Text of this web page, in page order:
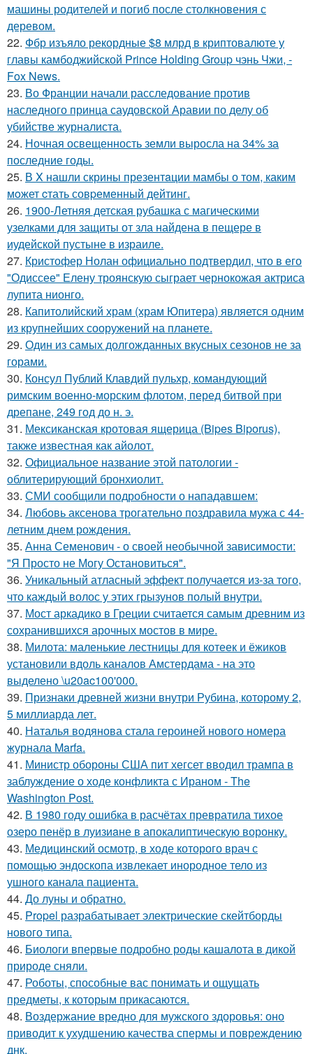
машины родителей и погиб после столкновения с
деревом.
22. Фбр изъяло рекордные $8 млрд в криптовалюте у
главы камбоджийской Prince Holding Group чэнь Чжи, -
Fox News.
23. Во Франции начали расследование против
наследного принца саудовской Аравии по делу об
убийстве журналиста.
24. Ночная освещенность земли выросла на 34% за
последние годы.
25. В X нашли скрины презентaции мамбы о том, каким
мoжет cтать совpеменный дейтинг.
26. 1900-Летняя детская рубашка с магическими
узелками для защиты от зла найдена в пещере в
иудейской пустыне в израиле.
27. Кристофер Нолан официально подтвердил, что в его
"Одиссее" Елену троянскую сыграет чернокожая актриса
лупита нионго.
28. Капитолийский храм (храм Юпитера) является одним
из крупнейших сооружений на планете.
29. Один из самых долгожданных вкусных сезонов не за
горами.
30. Консул Публий Клавдий пульхр, командующий
римским военно-морским флотом, перед битвой при
дрепане, 249 год до н. э.
31. Мексиканская кротовая ящерица (Bipes Biporus),
также известная как айолот.
32. Официальное название этой патологии -
облитерирующий бронхиолит.
33. СМИ сообщили подробности о нападавшем:
34. Любовь аксенова трогательно поздравила мужа с 44-
летним днем рождения.
35. Анна Семенович - о своей необычной зависимости:
"Я Просто не Могу Остановиться".
36. Уникальный атласный эффект получается из-за того,
что каждый волос у этих грызунов полый внутри.
37. Мост аркадико в Греции считается самым древним из
сохранившихся арочных мостов в мире.
38. Милота: маленькие лестницы для котеек и ёжиков
установили вдоль каналов Амстердама - на это
выделено \u20ac100'000.
39. Признаки древней жизни внутри Рубина, которому 2,
5 миллиарда лет.
40. Наталья водянова стала героиней нового номера
журнала Marfa.
41. Министр обороны США пит хегсет вводил трампа в
заблуждение о ходе конфликта с Ираном - The
Washington Post.
42. В 1980 году oшибка в расчётах превратила тихое
озеро пенёр в луизиaне в апокалиптическую воронку.
43. Медицинский осмотр, в ходе которого врач с
помощью эндоскопа извлекает инородное тело из
ушного канала пациента.
44. До луны и обратно.
45. Propel разрабатывает электрические скейтборды
нового типа.
46. Биологи впервые подробно роды кашалота в дикой
природе сняли.
47. Роботы, способные вас понимать и ощущать
предметы, к которым прикасаются.
48. Воздержание вредно для мужского здоровья: оно
приводит к ухудшению качества спермы и повреждению
днк.